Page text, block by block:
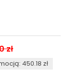
zł
450.18 zł